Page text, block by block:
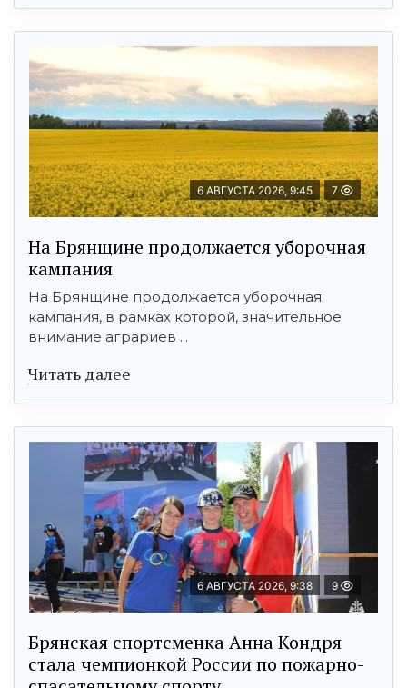
6 АВГУСТА 2026, 9:45 7
На Брянщине продолжается уборочная
кампания
На Брянщине продолжается уборочная
кампания, в рамках которой, значительное
внимание аграриев ...
Читать далее
6 АВГУСТА 2026, 9:38 9
Брянская спортсменка Анна Кондря
стала чемпионкой России по пожарно-